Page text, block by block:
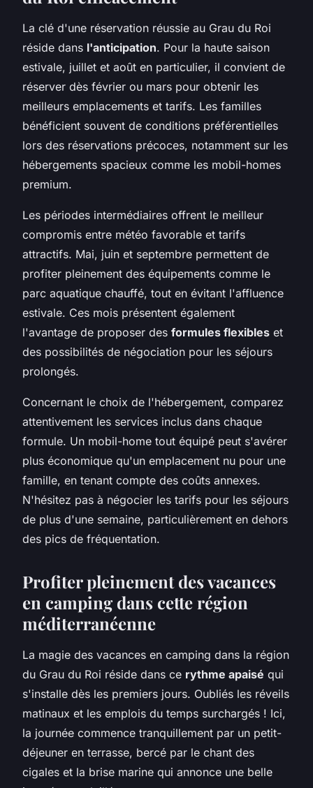
La clé d'une réservation réussie au Grau du Roi
réside dans l'anticipation. Pour la haute saison
estivale, juillet et août en particulier, il convient de
réserver dès février ou mars pour obtenir les
meilleurs emplacements et tarifs. Les familles
bénéficient souvent de conditions préférentielles
lors des réservations précoces, notamment sur les
hébergements spacieux comme les mobil-homes
premium.
Les périodes intermédiaires offrent le meilleur
compromis entre météo favorable et tarifs
attractifs. Mai, juin et septembre permettent de
profiter pleinement des équipements comme le
parc aquatique chauffé, tout en évitant l'affluence
estivale. Ces mois présentent également
l'avantage de proposer des formules flexibles et
des possibilités de négociation pour les séjours
prolongés.
Concernant le choix de l'hébergement, comparez
attentivement les services inclus dans chaque
formule. Un mobil-home tout équipé peut s'avérer
plus économique qu'un emplacement nu pour une
famille, en tenant compte des coûts annexes.
N'hésitez pas à négocier les tarifs pour les séjours
de plus d'une semaine, particulièrement en dehors
des pics de fréquentation.
Profiter pleinement des vacances
en camping dans cette région
méditerranéenne
La magie des vacances en camping dans la région
du Grau du Roi réside dans ce rythme apaisé qui
s'installe dès les premiers jours. Oubliés les réveils
matinaux et les emplois du temps surchargés ! Ici,
la journée commence tranquillement par un petit-
déjeuner en terrasse, bercé par le chant des
cigales et la brise marine qui annonce une belle